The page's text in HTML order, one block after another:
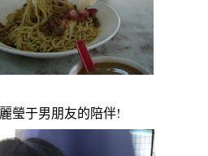
瑩于男朋友的陪伴!